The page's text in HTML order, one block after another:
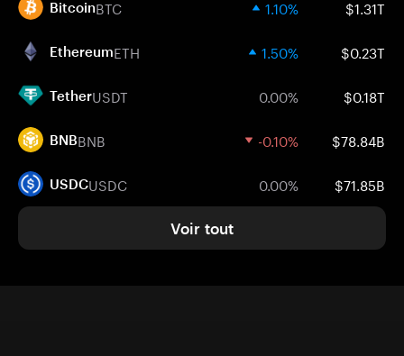
BitcoinBTC 1.10% $1.31T
EthereumETH 1.50% $0.23T
TetherUSDT 0.00% $0.18T
BNBBNB -0.10% $78.84B
USDCUSDC 0.00% $71.85B
Voir tout